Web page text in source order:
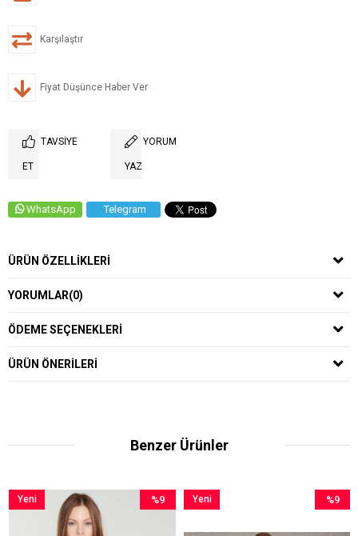
Karşılaştır
Fiyat Düşünce Haber Ver
TAVSIYE
ET
YORUM
YAZ
WhatsApp Telegram
ÜRÜN ÖZELLIKLERI
YORUMLAR(0)
ÖDEME SEÇENEKLERI
ÜRÜN ÖNERILERI
Benzer Ürünler
%9
Yeni
%9
Yeni